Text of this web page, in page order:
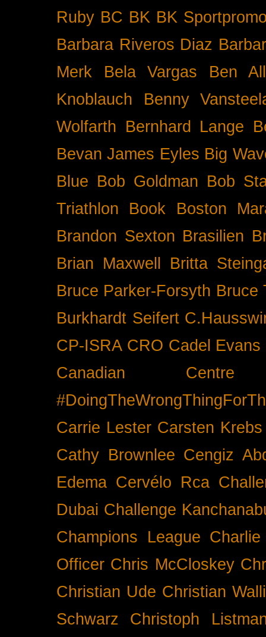
Ruby BC BK BK
Barbara Riveros Diaz
Merk
Bela Vargas
Ben
Knoblauch
Benny
Wolfarth Bernhard Lange
Bevan James Eyles Big
Blue Bob Goldman Bob
Triathlon
Book
Boston
Brandon Sexton Brasilien
Brian Maxwell
Britta
Bruce Parker-Forsyth Bruce
Burkhardt Seifert
CP-ISRA CRO Cadel Evans
Canadian
Carrie Lester Carsten Krebs
Cathy Brownlee Cengiz
Edema Cervélo Rca
Dubai Challenge
Champions League
Officer Chris McCloskey
Christian Ude Christian
Schwarz
Christoph